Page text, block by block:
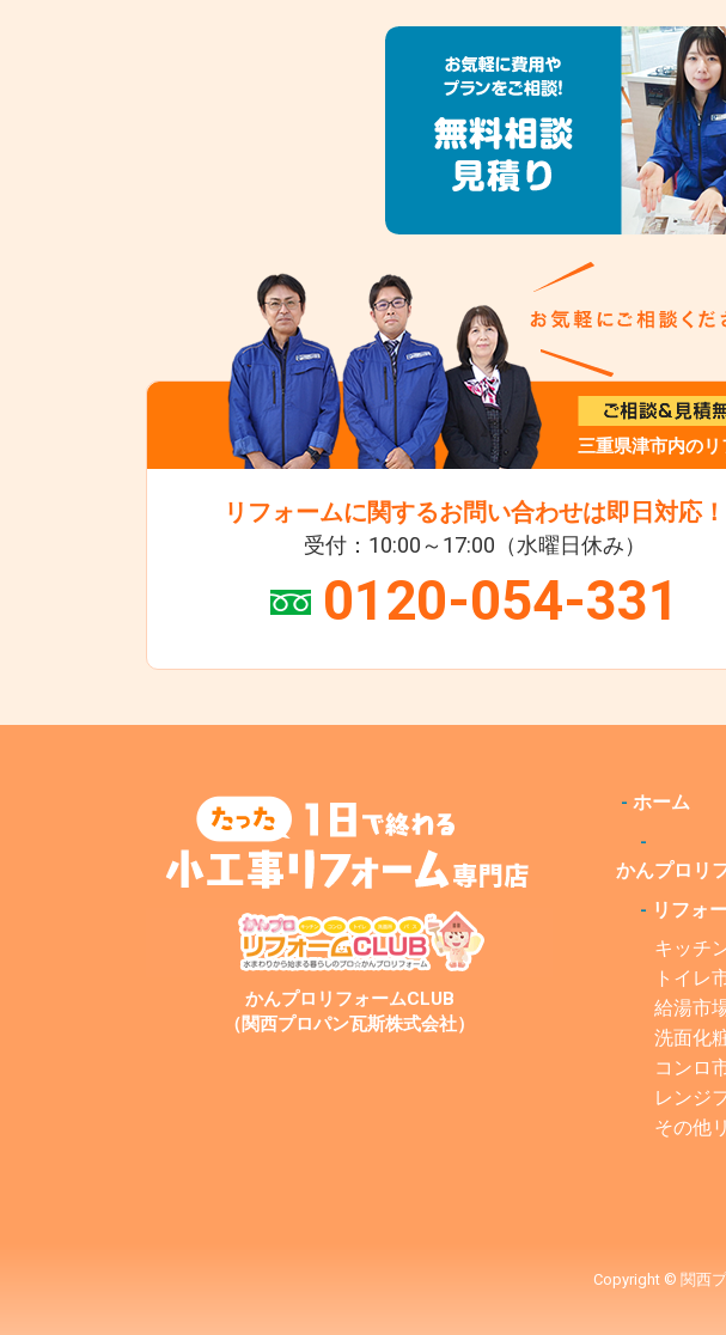
三重県津市内の
リフォームに関するお問い合わせは即日対応！
受付：10:00～17:00（水曜日休み）
0120-054-331
- ホーム
-
かんプロリ
- リフォ
キッチ
トイレ
給湯市
洗面化
コンロ
レンジ
その他
かんプロリフォームCLUB
（関西プロパン瓦斯株式会社）
Copyright © 関西